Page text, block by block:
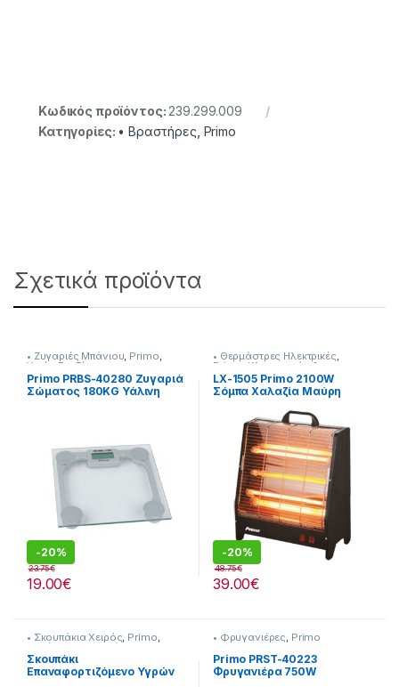
Κωδικός προϊόντος: 239.299.009
Κατηγορίες: • Βραστήρες Primo
Σχετικά προϊόντα
• Ζυγαριές Μπάνιου, Primo,
Υγεία-Ευεξία
Primo PRBS-40280 Ζυγαριά
Σώματος 180KG Υάλινη
-20%
19.00€
23.75€
• Θερμάστρες Ηλεκτρικές,
Primo Κλιματισμός &
Θέρμανση
LX-1505 Primo 2100W
Σόμπα Χαλαζία Μαύρη
-20%
39.00€
48.75€
• Σκουπάκια Χειρός Primo
Σκούπισμα & Καθάρισμα
Σκουπάκι
Επαναφορτιζόμενο Υγρών
• Φρυγανιέρες Primo
Primo PRST-40223
Φρυγανιέρα 750W